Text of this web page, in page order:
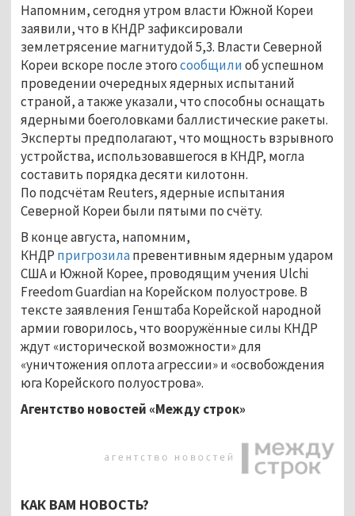
Напомним, сегодня утром власти Южной Кореи
заявили, что в КНДР зафиксировали
землетрясение магнитудой 5,3. Власти Северной
Кореи вскоре после этогосообщилиоб успешном
проведении очередных ядерных испытаний
страной, а также указали, что способны оснащать
ядерными боеголовками баллистические ракеты.
Эксперты предполагают, что мощность взрывного
устройства, использовавшегося в КНДР, могла
составить порядка десяти килотонн.
По подсчётам Reuters, ядерные испытания
Северной Кореи были пятыми по счёту.
В конце августа, напомним,
КНДР пригрозилапревентивным ядерным ударом
США и Южной Корее, проводящим учения Ulchi
Freedom Guardian на Корейском полуострове. В
тексте заявления Генштаба Корейской народной
армии говорилось, что вооружённые силы КНДР
ждут «исторической возможности» для
«уничтожения оплота агрессии» и «освобождения
юга Корейского полуострова».
Агентство новостей «Между строк»
КАК ВАМ НОВОСТЬ?